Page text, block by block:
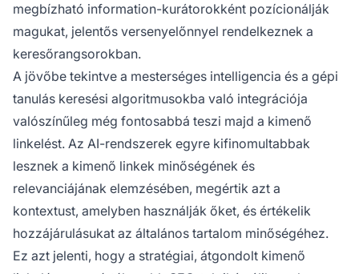
megbízható information-kurátorokként pozícionálják
magukat, jelentős versenyelőnnyel rendelkeznek a
keresőrangsorokban.
A jövőbe tekintve a mesterséges intelligencia és a gépi
tanulás keresési algoritmusokba való integrációja
valószínűleg még fontosabbá teszi majd a kimenő
linkelést. Az AI-rendszerek egyre kifinomultabbak
lesznek a kimenő linkek minőségének és
relevanciájának elemzésében, megértik azt a
kontextust, amelyben használják őket, és értékelik
hozzájárulásukat az általános tartalom minőségéhez.
Ez azt jelenti, hogy a stratégiai, átgondolt kimenő